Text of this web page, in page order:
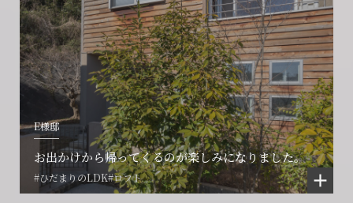
E様邸
お出かけから帰ってくるのが楽しみになりました。
#ひだまりのLDK#ロフト